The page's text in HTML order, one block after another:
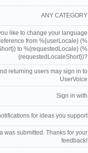
ANY CATEGORY
like to change your language
from %{userLocale} (%
to %{requestedLocale} (%
{requestedLocaleShort})?
returning users may sign in to
UserVoice
Sign in with
for ideas you support
was submitted. Thanks for your
feedback!